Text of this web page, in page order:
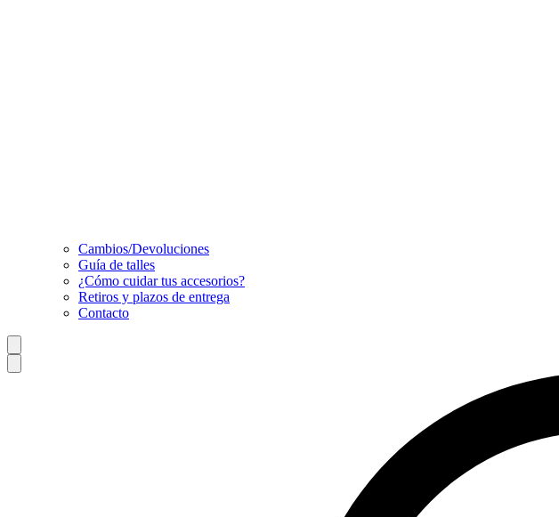
Cambios/Devoluciones
Guía de talles
¿Cómo cuidar tus accesorios?
Retiros y plazos de entrega
Contacto